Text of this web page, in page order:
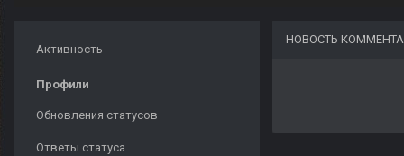
Активность
Профили
Обновления статусов
Ответы статуса
НОВОСТЬ